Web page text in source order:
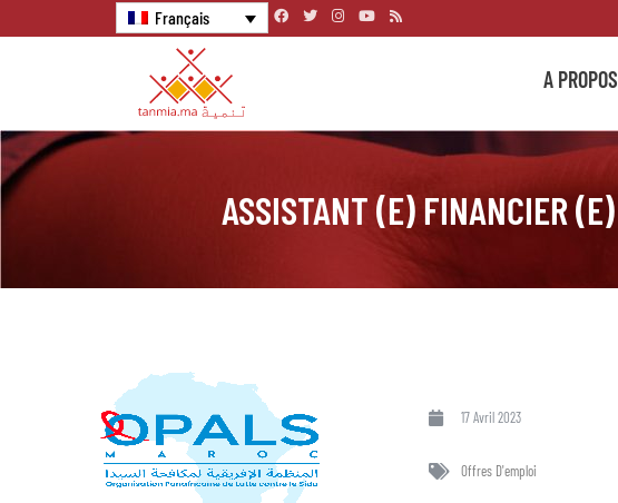
Français
A PROPOS
ASSISTANT (E) FINANCIER (E)
17 Avril 2023
Offres D'emploi